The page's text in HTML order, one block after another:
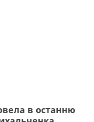
в останню